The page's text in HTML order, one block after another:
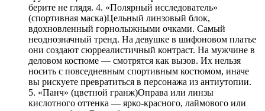
берите не глядя. 4. «Полярный исследователь»
(спортивная маска)Цельный линзовый блок,
вдохновленный горнолыжными очками. Самый
неоднозначный тренд. На девушке в шифоновом платье
они создают сюрреалистичный контраст. На мужчине в
деловом костюме — смотрятся как вызов. Их нельзя
носить с повседневным спортивным костюмом, иначе
вы рискуете превратиться в персонажа из антиутопии.
5. «Панч» (цветной гранж)Оправа или линзы
кислотного оттенка — ярко-красного, лаймового или